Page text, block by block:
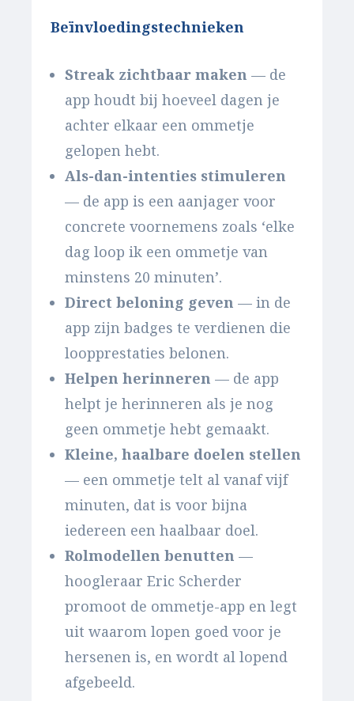
Beïnvloedingstechnieken
Als-dan-intenties stimuleren
— de app is een aanjager voor
concrete voornemens zoals ‘elke
dag loop ik een ommetje van
minstens 20 minuten’.
Direct beloning geven — in de
app zijn badges te verdienen die
loopprestaties belonen.
Helpen herinneren — de app
helpt je herinneren als je nog
geen ommetje hebt gemaakt.
Kleine, haalbare doelen stellen
— een ommetje telt al vanaf vijf
minuten, dat is voor bijna
iedereen een haalbaar doel.
Rolmodellen benutten —
hoogleraar Eric Scherder
promoot de ommetje-app en legt
uit waarom lopen goed voor je
hersenen is, en wordt al lopend
afgebeeld.
Streak zichtbaar maken — de
app houdt bij hoeveel dagen je
achter elkaar een ommetje
gelopen hebt.